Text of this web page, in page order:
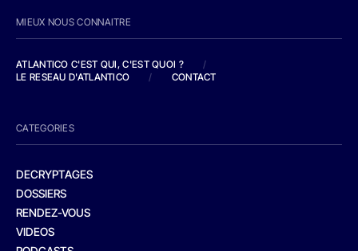
MIEUX NOUS CONNAITRE
ATLANTICO C'EST QUI, C'EST QUOI ?
/
LE RESEAU D'ATLANTICO
/ CONTACT
CATEGORIES
DECRYPTAGES
DOSSIERS
RENDEZ-VOUS
VIDEOS